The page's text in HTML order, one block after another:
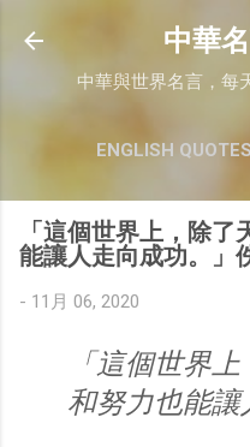
跳
中華
中華與世界名言，每
ENGLISH QUOTES
「這個世界上，除
能讓人走向成功。」
- 11月 06, 2020
「這個世界
和努力也能